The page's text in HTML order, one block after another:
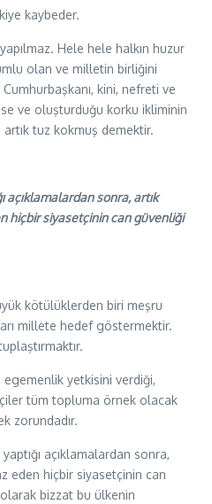
kaybeder.
Hele hele halkın huzur
olan ve milletin birliğini
kini, nefreti ve
ve oluşturduğu korku ikliminin
artık tuz kokmuş demektir.
açıklamalardan sonra, artık
hiçbir siyasetçinin can güvenliği
kötülüklerden biri meşru
millete hedef göstermektir.
yetkisini verdiği,
tüm topluma örnek olacak
zorundadır.
yaptığı açıklamalardan sonra,
eden hiçbir siyasetçinin can
bizzat bu ülkenin